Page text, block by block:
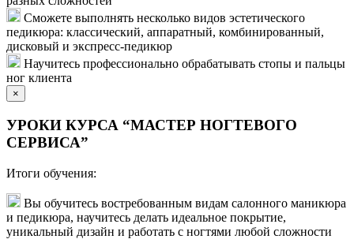
Сможете выполнять несколько видов эстетического
педикюра: классический, аппаратный, комбинированный,
дисковый и экспресс-педикюр
Научитесь профессионально обрабатывать стопы и пальцы
ног клиента
×
УРОКИ КУРСА “МАСТЕР НОГТЕВОГО
СЕРВИСА”
Итоги обучения:
Вы обучитесь востребованным видам салонного маникюра
и педикюра, научитесь делать идеальное покрытие,
уникальный дизайн и работать с ногтями любой сложности